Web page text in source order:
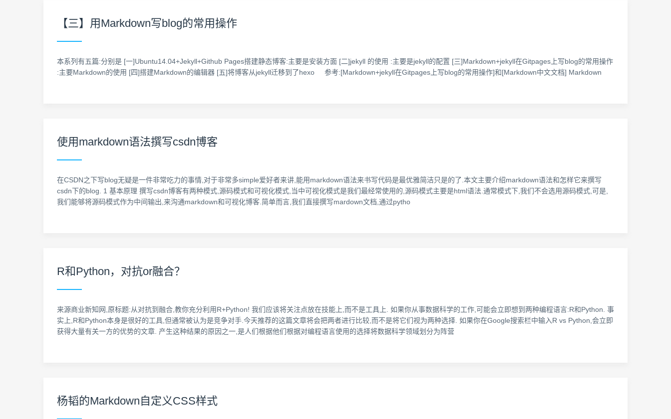
【三】用Markdown写blog的常用操作
本系列有五篇:分别是 [一]Ubuntu14.04+Jekyll+Github Pages搭建静态博客:主要是安装方面 [二]jekyll 的使用 :主要是jekyll的配置 [三]Markdown+jekyll在Gitpages上写blog的常用操作
:主要Markdown的使用 [四]搭建Markdown的编辑器 [五]将博客从jekyll迁移到了hexo 参考:[Markdown+jekyll在Gitpages上写blog的常用操作]和[Markdown中文文档] Markdown
使用markdown语法撰写csdn博客
在CSDN之下写blog无疑是一件非常吃力的事情,对于非常多simple爱好者来讲,能用markdown语法来书写代码是最优雅简洁只是的了.本文主要介绍markdown语法和怎样它来撰写
csdn下的blog. 1 基本原理 撰写csdn博客有两种模式,源码模式和可视化模式,当中可视化模式是我们最经常使用的,源码模式主要是html语法.通常模式下,我们不会选用源码模式,可是,
我们能够将源码模式作为中间输出,来沟通markdown和可视化博客.简单而言,我们直接撰写mardown文档,通过pytho
R和Python，对抗or融合？
来源商业新知网,原标题:从对抗到融合,教你充分利用R+Python! 我们应该将关注点放在技能上,而不是工具上. 如果你从事数据科学的工作,可能会立即想到两种编程语言:R和Python. 事
实上,R和Python本身是很好的工具,但通常被认为是竞争对手.今天推荐的这篇文章将会把两者进行比较,而不是将它们视为两种选择. 如果你在Google搜索栏中输入R vs Python,会立即
获得大量有关一方的优势的文章. 产生这种结果的原因之一,是人们根据他们根据对编程语言使用的选择将数据科学领域划分为阵营
杨韬的Markdown自定义CSS样式